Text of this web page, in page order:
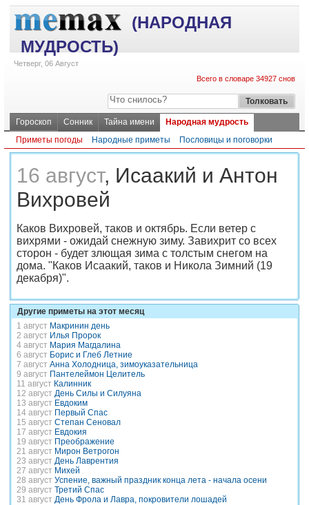
(НАРОДНАЯ
МУДРОСТЬ)
Четверг, 06 Август
Всего в словаре 34927 снов
Гороскоп Сонник Тайна имени
Народная мудрость
Приметы погоды
Народные приметы Пословицы и поговорки
16 август, Исаакий и Антон
Вихровей
Каков Вихровей, таков и октябрь. Если ветер с
вихрями - ожидай снежную зиму. Завихрит со всех
сторон - будет злющая зима с толстым снегом на
дома. "Каков Исаакий, таков и Никола Зимний (19
декабря)".
Другие приметы на этот месяц
1 август Макринин день
2 август Илья Пророк
4 август Мария Магдалина
6 август Борис и Глеб Летние
7 август Анна Холодница, зимоуказательница
9 август Пантелеймон Целитель
11 август Калинник
12 август День Силы и Силуяна
13 август Евдоким
14 август Первый Спас
15 август Степан Сеновал
17 август Евдокия
19 август Преображение
21 август Мирон Ветрогон
23 август День Лаврентия
27 август Михей
28 август Успение, важный праздник конца лета - начала осени
29 август Третий Спас
31 август День Фрола и Лавра, покровители лошадей